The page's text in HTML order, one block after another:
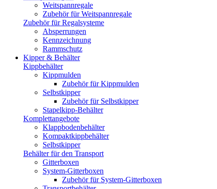
Weitspannregale
Zubehör für Weitspannregale
Zubehör für Regalsysteme
Absperrungen
Kennzeichnung
Rammschutz
Kipper & Behälter
Kippbehälter
Kippmulden
Zubehör für Kippmulden
Selbstkipper
Zubehör für Selbstkipper
Stapelkipp-Behälter
Komplettangebote
Klappbodenbehälter
Kompaktkippbehälter
Selbstkipper
Behälter für den Transport
Gitterboxen
System-Gitterboxen
Zubehör für System-Gitterboxen